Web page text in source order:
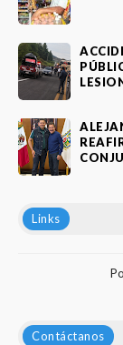
Links
Contáctanos